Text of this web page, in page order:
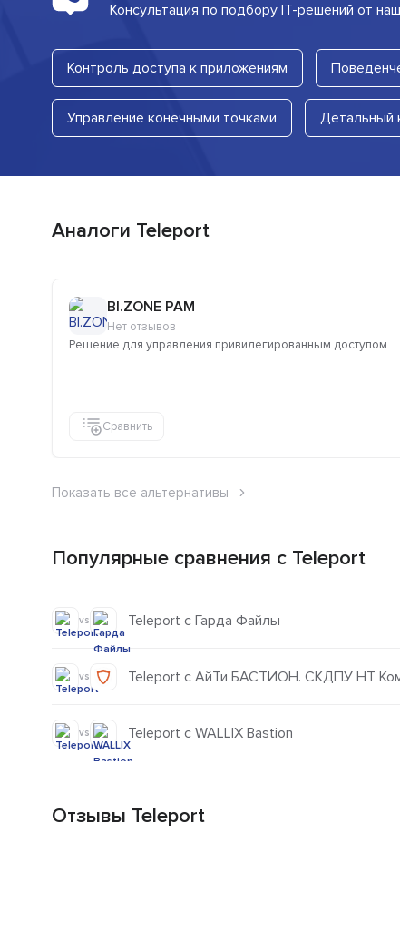
Консультация по подбору IT-решений от
Контроль доступа к приложениям
Управление конечными точками Детальный
Аналоги Teleport
BI.ZONE PAM
Нет отзывов
Решение для управления привилегированным доступом
Сравнить
Показать все альтернативы
Популярные сравнения с Teleport
vs Teleport с Гарда Файлы
vs Teleport с АйТи БАСТИОН. СКДПУ НТ
vs Teleport с WALLIX Bastion
Отзывы Teleport